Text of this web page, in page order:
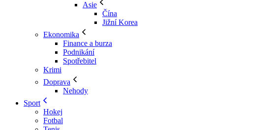
Asie
Čína
Jižní Korea
Ekonomika
Finance a burza
Podnikání
Spotřebitel
Krimi
Doprava
Nehody
Sport
Hokej
Fotbal